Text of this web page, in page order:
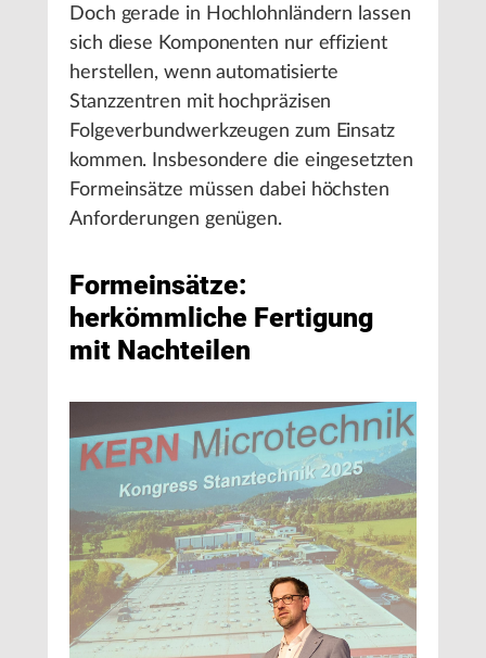
Doch gerade in Hochlohnländern lassen
sich diese Komponenten nur effizient
herstellen, wenn automatisierte
Stanzzentren mit hochpräzisen
Folgeverbundwerkzeugen zum Einsatz
kommen. Insbesondere die eingesetzten
Formeinsätze müssen dabei höchsten
Anforderungen genügen.
Formeinsätze:
herkömmliche Fertigung
mit Nachteilen